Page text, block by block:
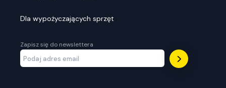
Dla wypożyczających sprzęt
Zapisz się do newslettera